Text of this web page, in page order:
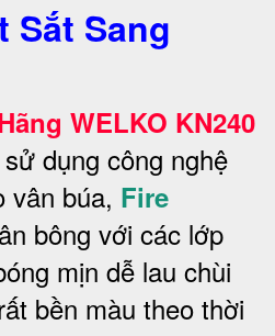
Sắt Sang
WELKO KN240
dụng công nghệ
vân búa, Fire
bông với các lớp
mịn dễ lau chùi
bền màu theo thời